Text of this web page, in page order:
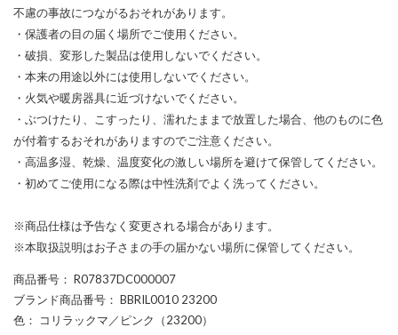
不慮の事故につながるおそれがあります。
・保護者の目の届く場所でご使用ください。
・破損、変形した製品は使用しないでください。
・本来の用途以外には使用しないでください。
・火気や暖房器具に近づけないでください。
・ぶつけたり、こすったり、濡れたままで放置した場合、他のものに色
が付着するおそれがありますのでご注意ください。
・高温多湿、乾燥、温度変化の激しい場所を避けて保管してください。
・初めてご使用になる際は中性洗剤でよく洗ってください。
※商品仕様は予告なく変更される場合があります。
※本取扱説明はお子さまの手の届かない場所に保管してください。
商品番号 ： R07837DC000007
ブランド商品番号 ： BBRIL0010 23200
色 ： コリラックマ／ピンク（23200）